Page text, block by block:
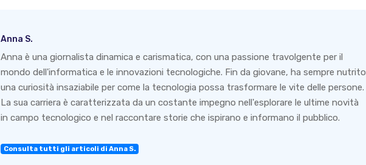
Anna S.
Anna è una giornalista dinamica e carismatica, con una passione travolgente per il
mondo dell'informatica e le innovazioni tecnologiche. Fin da giovane, ha sempre nutrito
una curiosità insaziabile per come la tecnologia possa trasformare le vite delle persone.
La sua carriera è caratterizzata da un costante impegno nell'esplorare le ultime novità
in campo tecnologico e nel raccontare storie che ispirano e informano il pubblico.
Consulta tutti gli articoli di Anna S.